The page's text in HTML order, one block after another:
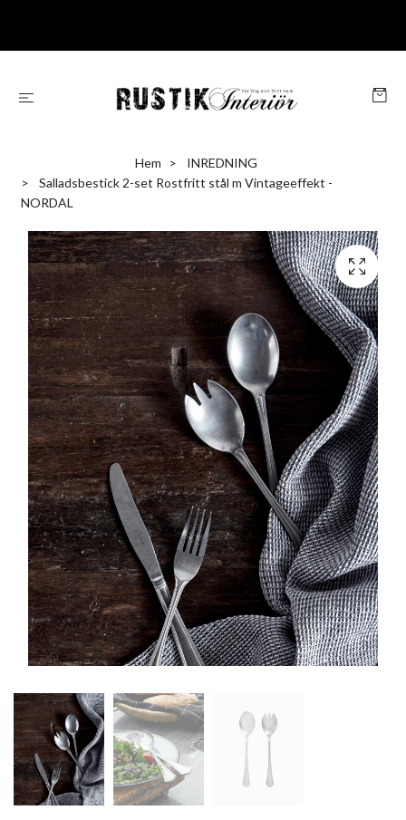
Hem
INREDNING
Salladsbestick 2-set Rostfritt stål m Vintageeffekt -
NORDAL